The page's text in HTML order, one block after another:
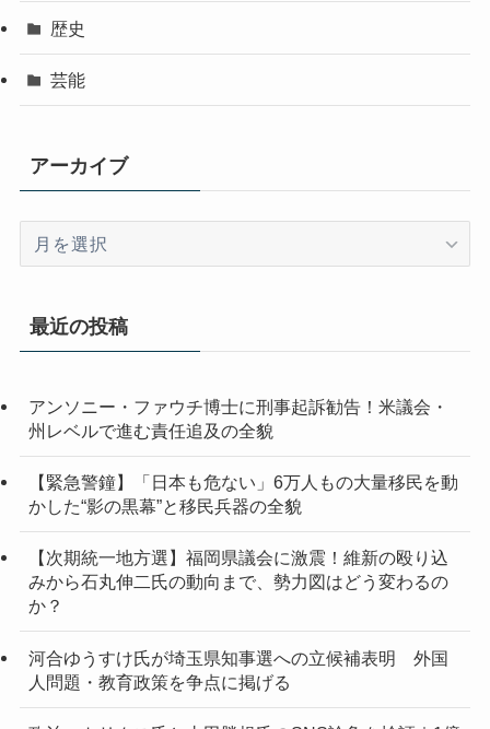
歴史
芸能
アーカイブ
イ
最近の投稿
アンソニー・ファウチ博士に刑事起訴勧告！米議会・
州レベルで進む責任追及の全貌
【緊急警鐘】「日本も危ない」6万人もの大量移民を動
かした“影の黒幕”と移民兵器の全貌
【次期統一地方選】福岡県議会に激震！維新の殴り込
みから石丸伸二氏の動向まで、勢力図はどう変わるの
か？
河合ゆうすけ氏が埼玉県知事選への立候補表明 外国
人問題・教育政策を争点に掲げる